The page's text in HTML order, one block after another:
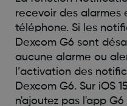
recevoir des alarmes
téléphone. Si les
Dexcom G6 sont
aucune alarme ou
l’activation des
Dexcom G6. Sur iOS
n'ajoutez pas l'app